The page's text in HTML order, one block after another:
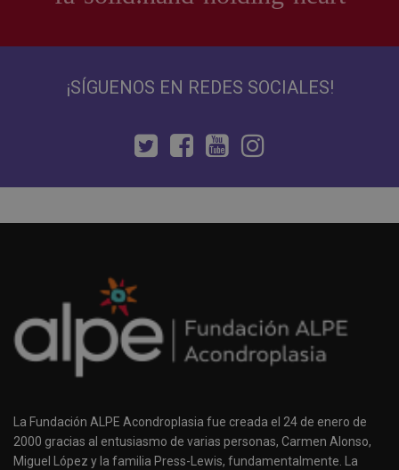
¡SÍGUENOS EN REDES SOCIALES!
La Fundación ALPE Acondroplasia fue creada el 24 de enero de
2000 gracias al entusiasmo de varias personas, Carmen Alonso,
Miguel López y la familia Press-Lewis, fundamentalmente. La